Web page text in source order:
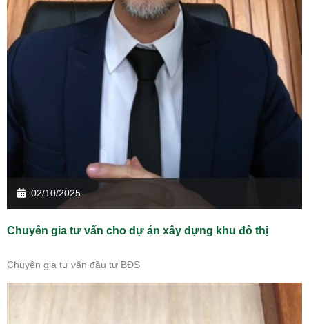
02/10/2025
Chuyên gia tư vấn cho dự án xây dựng khu đô thị
Chuyên gia tư vấn đầu tư BĐS